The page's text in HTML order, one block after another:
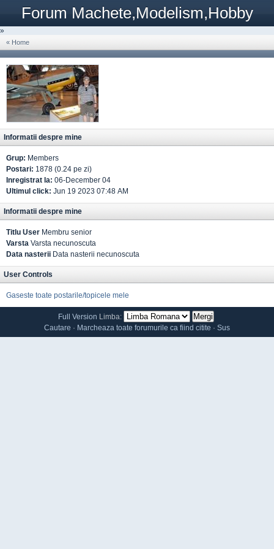
Forum Machete,Modelism,Hobby
»
« Home
Informatii despre mine
Grup: Members
Postari: 1878 (0.24 pe zi)
Inregistrat la: 06-December 04
Ultimul click: Jun 19 2023 07:48 AM
Informatii despre mine
Titlu User Membru senior
Varsta Varsta necunoscuta
Data nasterii Data nasterii necunoscuta
User Controls
Gaseste toate postarile/topicele mele
Full Version Limba:
Cautare · Marcheaza toate forumurile ca fiind citite · Sus